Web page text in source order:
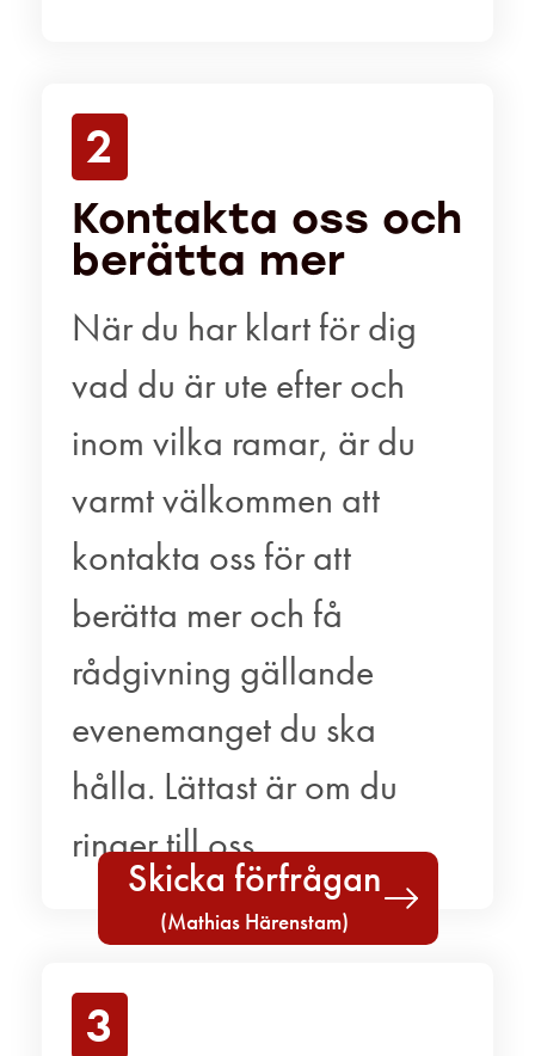
2
Kontakta oss och
berätta mer
När du har klart för dig
vad du är ute efter och
inom vilka ramar, är du
varmt välkommen att
kontakta oss för att
berätta mer och få
rådgivning gällande
evenemanget du ska
hålla. Lättast är om du
ringer till oss.
Skicka förfrågan
(Mathias Härenstam)
3